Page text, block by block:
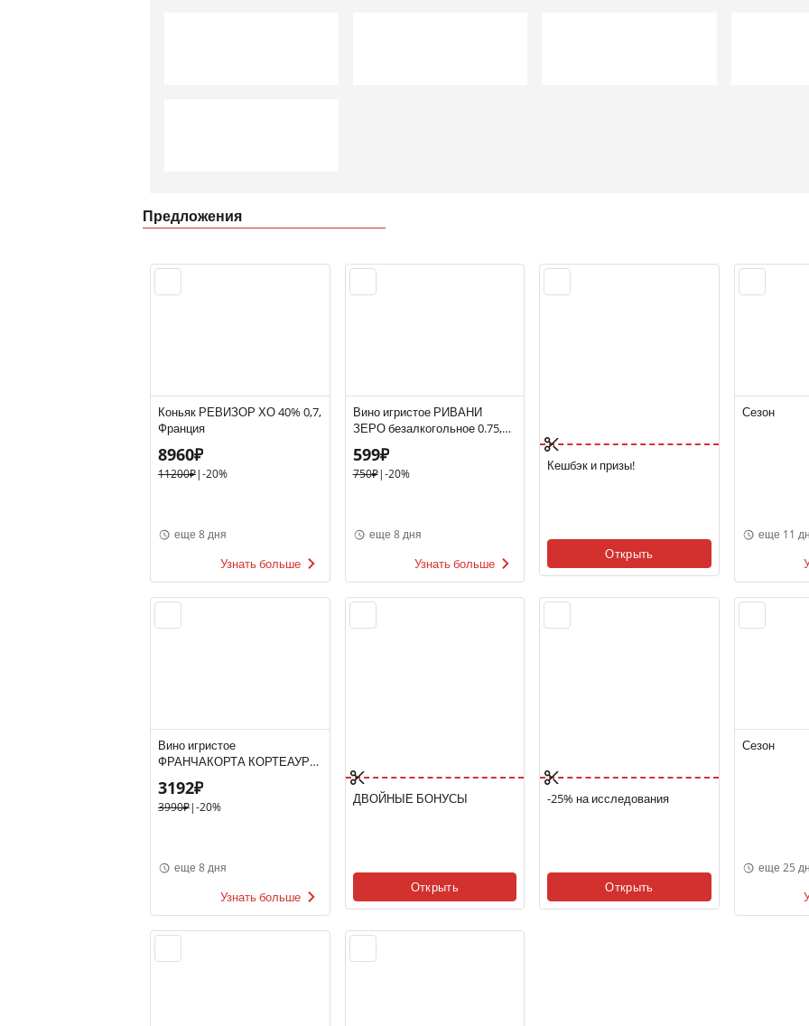
Предложения
Коньяк РЕВИЗОР ХО 40% 0,7,
Франция
8960₽
11200₽|-20%
еще 8 дня
Узнать больше
Вино игристое РИВАНИ
ЗЕРО безалкогольное 0.75,
белое, полусладкое, Италия
599₽
750₽|-20%
еще 8 дня
Узнать больше
Кешбэк и призы!
Открыть
Сезон
еще 11
Вино игристое
ФРАНЧАКОРТА КОРТЕАУРА
РОЗЕ 10-13.5% 0.75, розовое,
брют, Италия
3192₽
3990₽|-20%
еще 8 дня
Узнать больше
ДВОЙНЫЕ БОНУСЫ
Открыть
-25% на исследования
Открыть
Сезон
еще 25